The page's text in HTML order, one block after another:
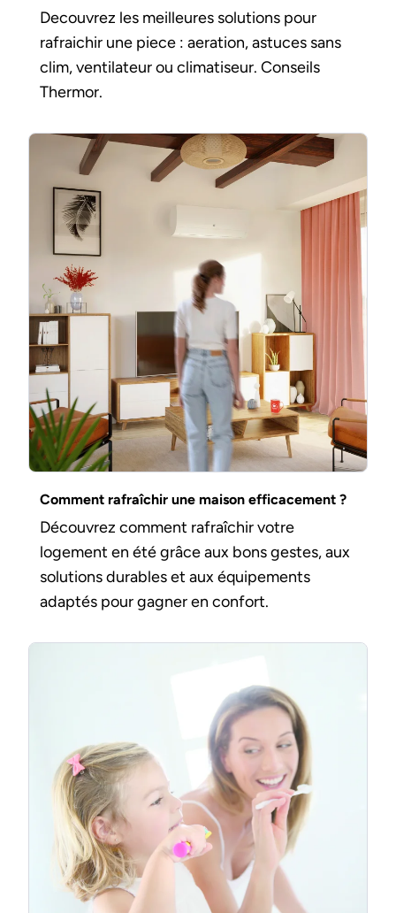
Decouvrez les meilleures solutions pour
rafraichir une piece : aeration, astuces sans
clim, ventilateur ou climatiseur. Conseils
Thermor.
Comment rafraîchir une maison efficacement ?
Découvrez comment rafraîchir votre
logement en été grâce aux bons gestes, aux
solutions durables et aux équipements
adaptés pour gagner en confort.